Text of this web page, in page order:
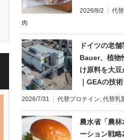
2026/8/2 代
肉
ドイツの老
Bauer、植物
け原料を大
｜GEAの技
2026/7/31 代替プロテイン 代替乳
農水省「農
ーション戦